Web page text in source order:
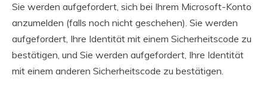
Sie werden aufgefordert, sich bei Ihrem Microsoft-Konto
anzumelden (falls noch nicht geschehen). Sie werden
aufgefordert, Ihre Identität mit einem Sicherheitscode zu
bestätigen, und Sie werden aufgefordert, Ihre Identität
mit einem anderen Sicherheitscode zu bestätigen.